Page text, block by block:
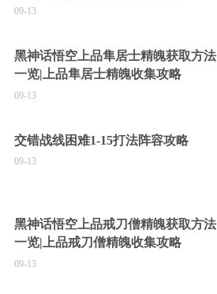
09-13
黑神话悟空上品隼居士精魄获取方法
一览|上品隼居士精魄收集攻略
09-13
交错战线困难1-15打法阵容攻略
09-13
黑神话悟空上品戒刀僧精魄获取方法
一览|上品戒刀僧精魄收集攻略
09-13